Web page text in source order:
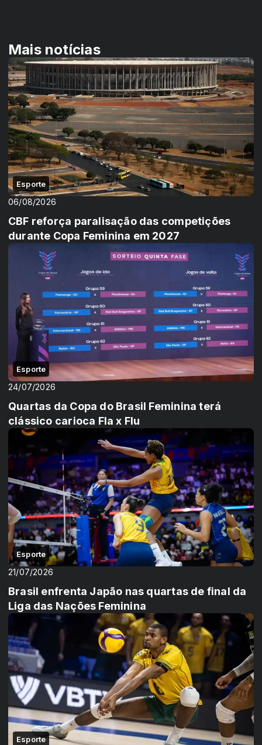
Mais notícias
Esporte
06/08/2026
CBF reforça paralisação das competições
durante Copa Feminina em 2027
Esporte
24/07/2026
Quartas da Copa do Brasil Feminina terá
clássico carioca Fla x Flu
Esporte
21/07/2026
Brasil enfrenta Japão nas quartas de final da
Liga das Nações Feminina
Esporte